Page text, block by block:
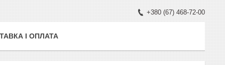
+380 (67) 468-72-00
І ОПЛАТА